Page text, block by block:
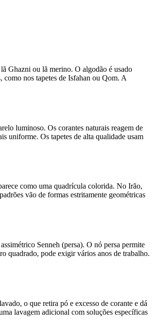
Ghazni ou lã merino. O algodão é usado
como nos tapetes de Isfahan ou Qom. A
luminoso. Os corantes naturais reagem de
uniforme. Os tapetes de alta qualidade usam
como uma quadrícula colorida. No Irão,
vão de formas estritamente geométricas
Senneh (persa). O nó persa permite
quadrado, pode exigir vários anos de trabalho.
o que retira pó e excesso de corante e dá
lavagem adicional com soluções específicas